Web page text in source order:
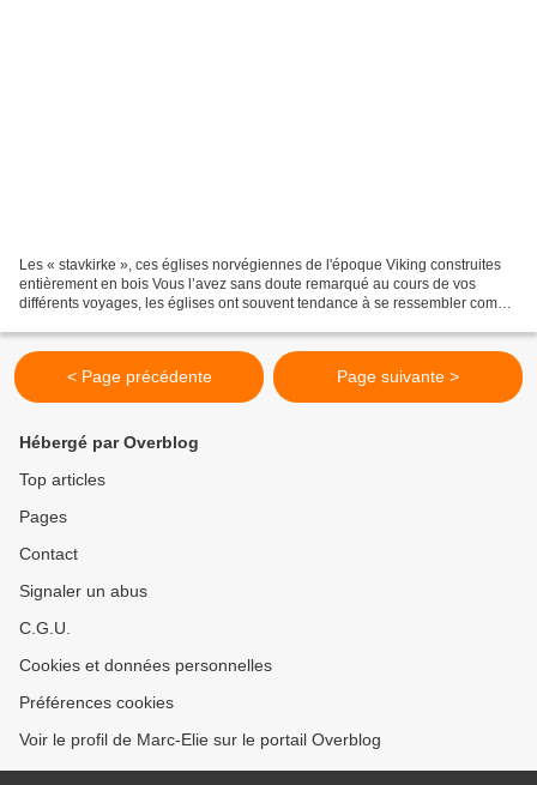
Les « stavkirke », ces églises norvégiennes de l'époque Viking construites
entièrement en bois Vous l’avez sans doute remarqué au cours de vos
différents voyages, les églises ont souvent tendance à se ressembler comme
< Page précédente Page suivante >
Hébergé par Overblog
Top articles
Pages
Contact
Signaler un abus
C.G.U.
Cookies et données personnelles
Préférences cookies
Voir le profil de Marc-Elie sur le portail Overblog